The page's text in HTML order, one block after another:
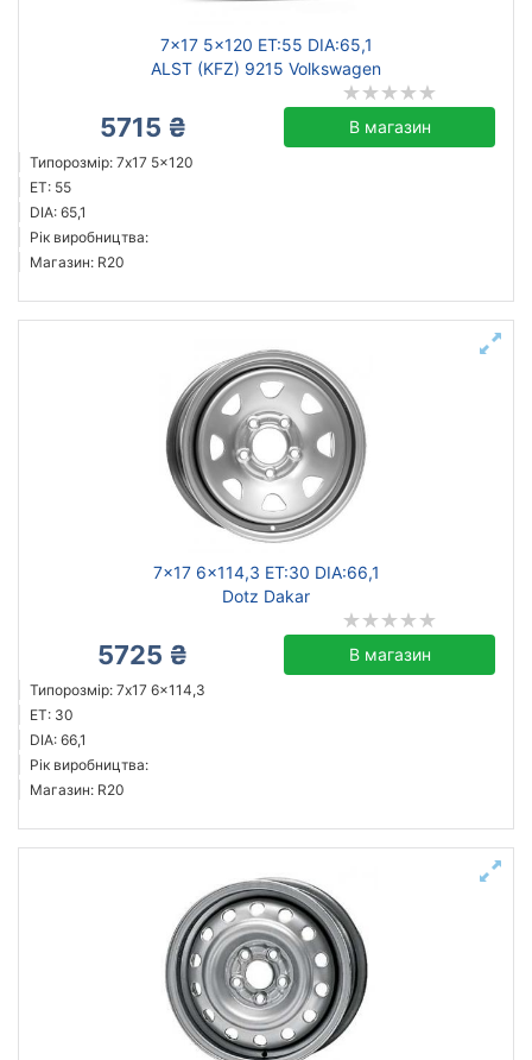
7x17 5x120 ET:55 DIA:65,1
ALST (KFZ) 9215 Volkswagen
5715 ₴ В магазин
Типорозмір: 7x17 5x120
ET: 55
DIA: 65,1
Рік виробництва:
Магазин: R20
7x17 6x114,3 ET:30 DIA:66,1
Dotz Dakar
5725 ₴ В магазин
Типорозмір: 7x17 6x114,3
ET: 30
DIA: 66,1
Рік виробництва:
Магазин: R20